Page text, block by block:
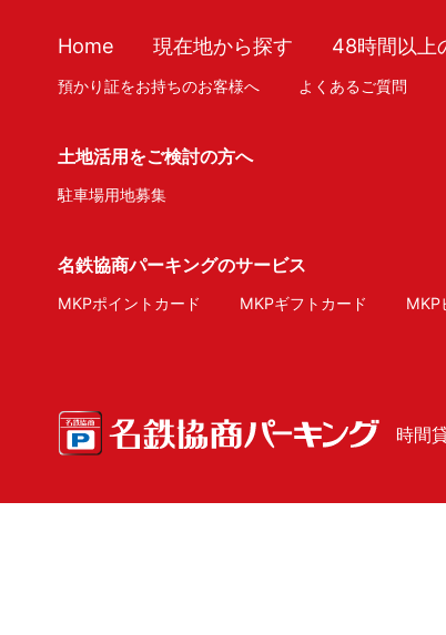
Home 現在地から探す 48時間以上
預かり証をお持ちのお客様へ よくあるご質問
土地活用をご検討の方へ
駐車場用地募集
名鉄協商パーキングのサービス
MKPポイントカード MKPギフトカード MKP
時間